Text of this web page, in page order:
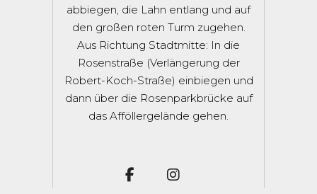
abbiegen, die Lahn entlang und auf
den großen roten Turm zugehen.
Aus Richtung Stadtmitte: In die
Rosenstraße (Verlängerung der
Robert-Koch-Straße) einbiegen und
dann über die Rosenparkbrücke auf
das Afföllergelände gehen.